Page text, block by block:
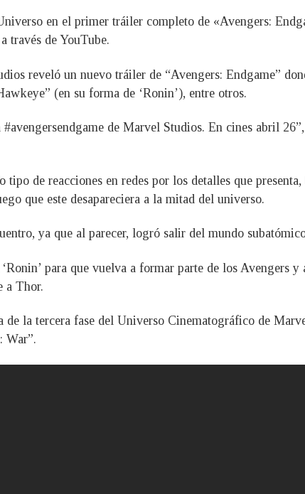
en el primer tráiler completo de «Avengers:
través de YouTube.
reveló un nuevo tráiler de “Avengers: Endgame”
(en su forma de ‘Ronin’), entre otros.
de Marvel Studios. En cines abril
de reacciones en redes por los detalles que
que este desapareciera a la mitad del universo.
ya que al parecer, logró salir del mundo
para que vuelva a formar parte de los Avengers
a Thor.
la tercera fase del Universo Cinematográfico de
War”.